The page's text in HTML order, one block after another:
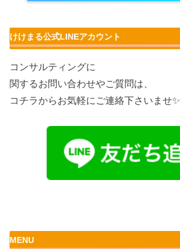
けけまる公式LINEアカウント
コンサルティングに
関するお問い合わせやご質問は、
コチラからお気軽にご連絡下さいませ✨
MENU